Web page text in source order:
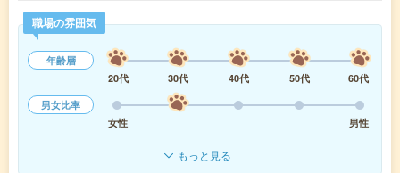
職場の雰囲気
年齢層
20代
30代 40代 50代
60代
男女比率
女性
男性
もっと見る